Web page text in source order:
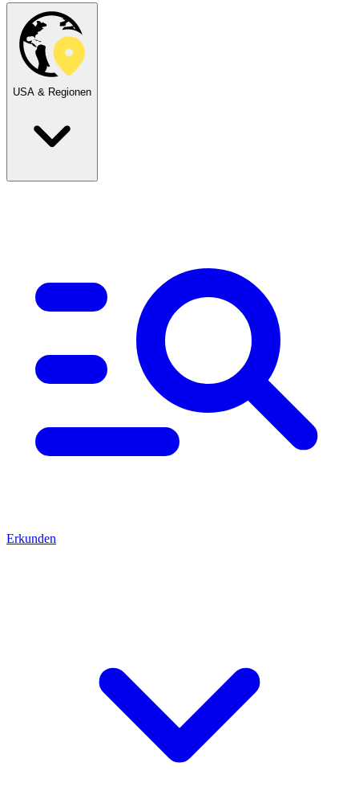
USA & Regionen
Erkunden